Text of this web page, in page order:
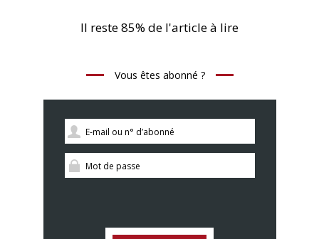
Il reste 85% de l'article à lire
Vous êtes abonné ?